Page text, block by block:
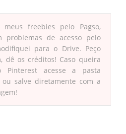
meus freebies pelo Pagso,
problemas de acesso pelo
para o Drive. Peço
dê os créditos! Caso queira
Pinterest acesse a pasta
salve diretamente com a